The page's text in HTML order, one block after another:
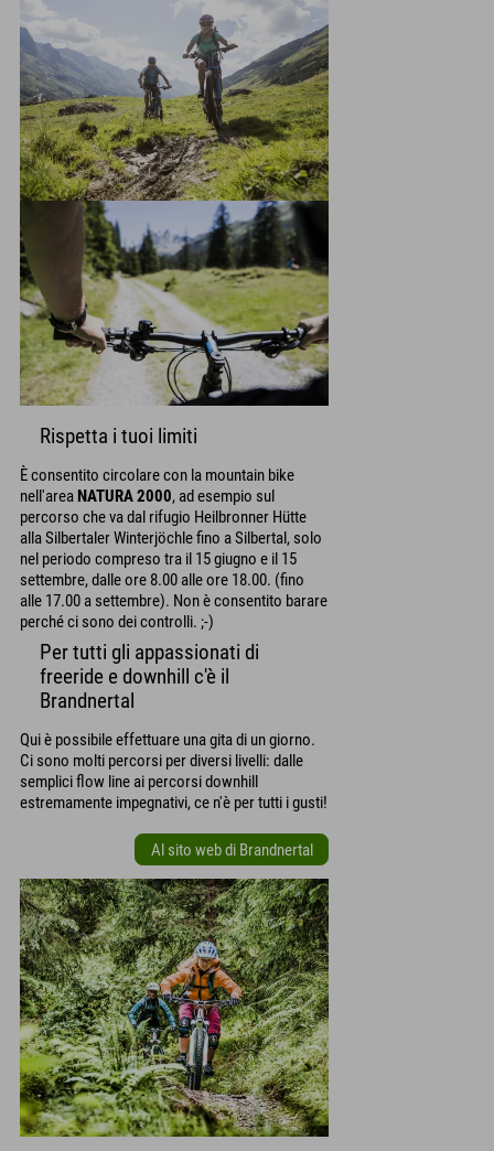
Rispetta i tuoi limiti
È consentito circolare con la mountain bike
nell'areaNATURA 2000, ad esempio sul
percorso che va dal rifugio Heilbronner Hütte
alla Silbertaler Winterjöchle fino a Silbertal, solo
nel periodo compreso tra il 15 giugno e il 15
settembre, dalle ore 8.00 alle ore 18.00. (fino
alle 17.00 a settembre). Non è consentito barare
perché ci sono dei controlli. ;-)
Per tutti gli appassionati di
freeride e downhill c'è il
Brandnertal
Qui è possibile effettuare una gita di un giorno.
Ci sono molti percorsi per diversi livelli: dalle
semplici flow line ai percorsi downhill
estremamente impegnativi, ce n'è per tutti i gusti!
Al sito web di Brandnertal